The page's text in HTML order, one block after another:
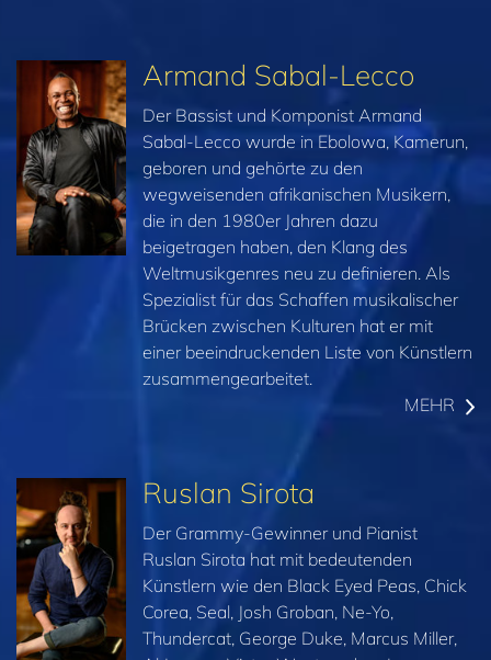
Armand Sabal-Lecco
Der Bassist und Komponist Armand
Sabal-Lecco wurde in Ebolowa, Kamerun,
geboren und gehörte zu den
wegweisenden afrikanischen Musikern,
die in den 1980er Jahren dazu
beigetragen haben, den Klang des
Weltmusikgenres neu zu definieren. Als
Spezialist für das Schaffen musikalischer
Brücken zwischen Kulturen hat er mit
einer beeindruckenden Liste von Künstlern
zusammengearbeitet.
MEHR
Ruslan Sirota
Der Grammy-Gewinner und Pianist
Ruslan Sirota hat mit bedeutenden
Künstlern wie den Black Eyed Peas, Chick
Corea, Seal, Josh Groban, Ne-Yo,
Thundercat, George Duke, Marcus Miller,